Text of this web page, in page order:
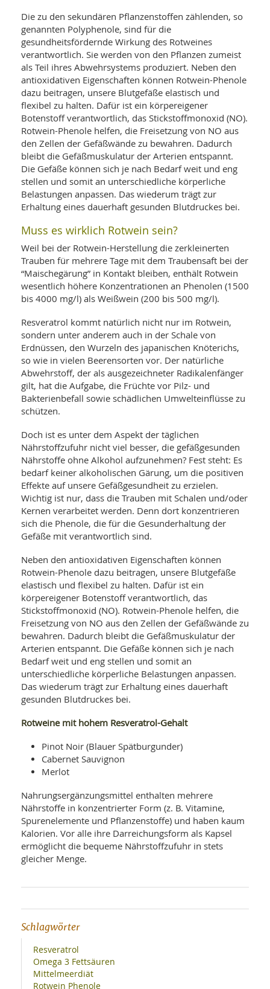
Die zu den sekundären Pflanzenstoffen zählenden, so
genannten Polyphenole, sind für die
gesundheitsfördernde Wirkung des Rotweines
verantwortlich. Sie werden von den Pflanzen zumeist
als Teil ihres Abwehrsystems produziert. Neben den
antioxidativen Eigenschaften können Rotwein-Phenole
dazu beitragen, unsere Blutgefäße elastisch und
flexibel zu halten. Dafür ist ein körpereigener
Botenstoff verantwortlich, das Stickstoffmonoxid (NO).
Rotwein-Phenole helfen, die Freisetzung von NO aus
den Zellen der Gefäßwände zu bewahren. Dadurch
bleibt die Gefäßmuskulatur der Arterien entspannt.
Die Gefäße können sich je nach Bedarf weit und eng
stellen und somit an unterschiedliche körperliche
Belastungen anpassen. Das wiederum trägt zur
Erhaltung eines dauerhaft gesunden Blutdruckes bei.
Muss es wirklich Rotwein sein?
Weil bei der Rotwein-Herstellung die zerkleinerten
Trauben für mehrere Tage mit dem Traubensaft bei der
“Maischegärung” in Kontakt bleiben, enthält Rotwein
wesentlich höhere Konzentrationen an Phenolen (1500
bis 4000 mg/l) als Weißwein (200 bis 500 mg/l).
Resveratrol kommt natürlich nicht nur im Rotwein,
sondern unter anderem auch in der Schale von
Erdnüssen, den Wurzeln des japanischen Knöterichs,
so wie in vielen Beerensorten vor. Der natürliche
Abwehrstoff, der als ausgezeichneter Radikalenfänger
gilt, hat die Aufgabe, die Früchte vor Pilz- und
Bakterienbefall sowie schädlichen Umwelteinflüsse zu
schützen.
Doch ist es unter dem Aspekt der täglichen
Nährstoffzufuhr nicht viel besser, die gefäßgesunden
Nährstoffe ohne Alkohol aufzunehmen? Fest steht: Es
bedarf keiner alkoholischen Gärung, um die positiven
Effekte auf unsere Gefäßgesundheit zu erzielen.
Wichtig ist nur, dass die Trauben mit Schalen und/oder
Kernen verarbeitet werden. Denn dort konzentrieren
sich die Phenole, die für die Gesunderhaltung der
Gefäße mit verantwortlich sind.
Neben den antioxidativen Eigenschaften können
Rotwein-Phenole dazu beitragen, unsere Blutgefäße
elastisch und flexibel zu halten. Dafür ist ein
körpereigener Botenstoff verantwortlich, das
Stickstoffmonoxid (NO). Rotwein-Phenole helfen, die
Freisetzung von NO aus den Zellen der Gefäßwände zu
bewahren. Dadurch bleibt die Gefäßmuskulatur der
Arterien entspannt. Die Gefäße können sich je nach
Bedarf weit und eng stellen und somit an
unterschiedliche körperliche Belastungen anpassen.
Das wiederum trägt zur Erhaltung eines dauerhaft
gesunden Blutdruckes bei.
Rotweine mit hohem Resveratrol-Gehalt
Pinot Noir (Blauer Spätburgunder)
Cabernet Sauvignon
Merlot
Nahrungsergänzungsmittel enthalten mehrere
Nährstoffe in konzentrierter Form (z. B. Vitamine,
Spurenelemente und Pflanzenstoffe) und haben kaum
Kalorien. Vor alle ihre Darreichungsform als Kapsel
ermöglicht die bequeme Nährstoffzufuhr in stets
gleicher Menge.
Schlagwörter
Resveratrol
Omega 3 Fettsäuren
Mittelmeerdiät
Rotwein Phenole